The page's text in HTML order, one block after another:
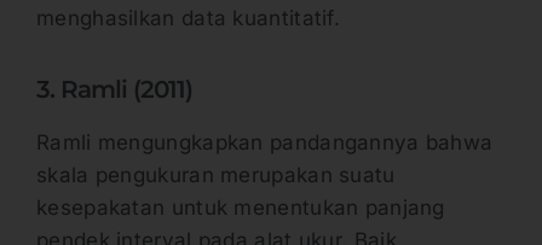
menghasilkan data kuantitatif.
3. Ramli (2011)
Ramli mengungkapkan pandangannya bahwa
skala pengukuran merupakan suatu
kesepakatan untuk menentukan panjang